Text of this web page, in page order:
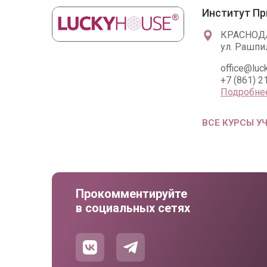
Институт
ул.
+7 (861)
ВСЕ КУРСЫ
Прокомментируйте
в социальных сетях